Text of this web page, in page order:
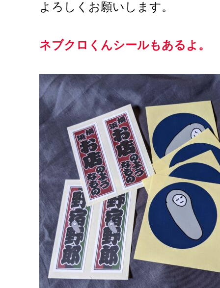
よろしくお願いします。
ネブクロくんシールもあるよ。